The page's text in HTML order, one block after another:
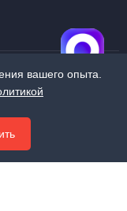
вашего опыта.